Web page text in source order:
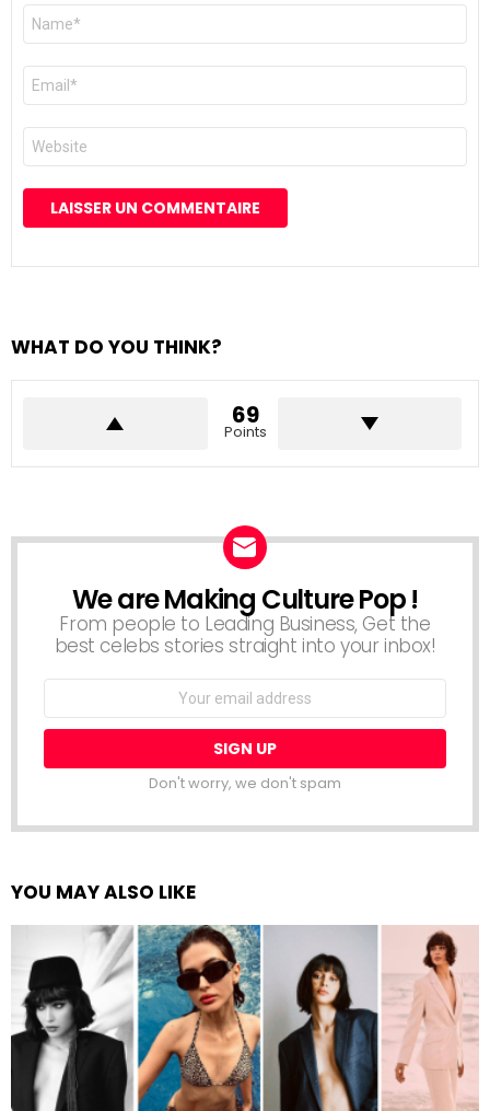
Nom
E-
mail
*
Site
web
WHAT DO YOU THINK?
69
Points
NEWSLETTER
We are Making Culture Pop !
From people to Leading Business, Get the
best celebs stories straight into your inbox!
Email
Don't worry, we don't spam
YOU MAY ALSO LIKE